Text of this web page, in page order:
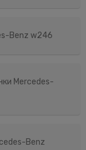
Benz w246
Mercedes-
Benz